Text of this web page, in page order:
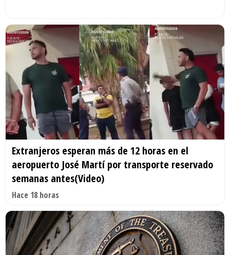
Extranjeros esperan más de 12 horas en el
aeropuerto José Martí por transporte reservado
semanas antes(Video)
Hace 18 horas